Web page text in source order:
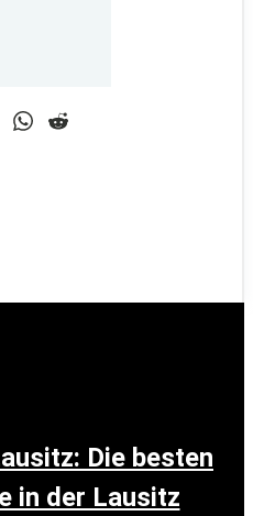
Die besten
in der Lausitz